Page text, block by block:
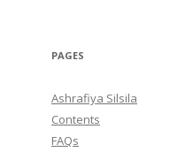
PAGES
Ashrafiya Silsila
Contents
FAQs